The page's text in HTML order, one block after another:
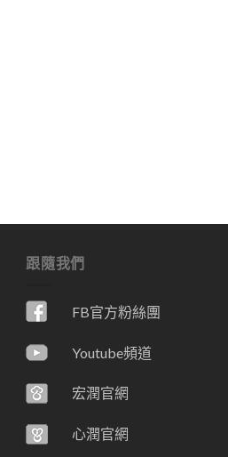
跟隨我們
FB官方粉絲團
Youtube頻道
宏潤官網
心潤官網